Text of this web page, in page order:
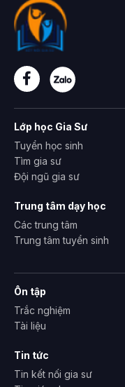
Lớp học Gia Sư
Tuyển học sinh
Tìm gia sư
Đội ngũ gia sư
Trung tâm dạy học
Các trung tâm
Trung tâm tuyển sinh
Ôn tập
Trắc nghiệm
Tài liệu
Tin tức
Tin kết nối gia sư